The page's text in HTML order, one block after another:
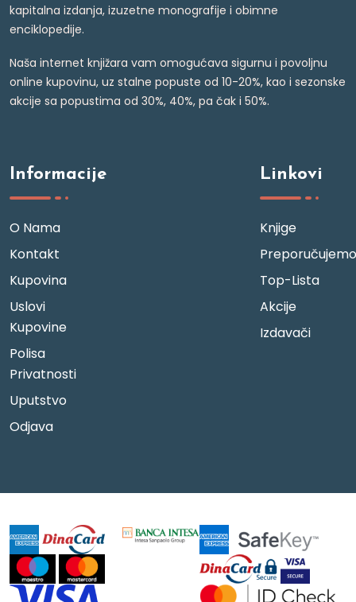
kapitalna izdanja, izuzetne monografije i obimne
enciklopedije.
Naša internet knjižara vam omogućava sigurnu i povoljnu
online kupovinu, uz stalne popuste od 10-20%, kao i sezonske
akcije sa popustima od 30%, 40%, pa čak i 50%.
Informacije
O Nama
Kontakt
Kupovina
Uslovi
Kupovine
Polisa
Privatnosti
Uputstvo
Odjava
Linkovi
Knjige
Preporučujemo
Top-Lista
Akcije
Izdavači